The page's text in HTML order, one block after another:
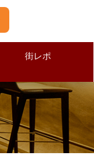
街レポ